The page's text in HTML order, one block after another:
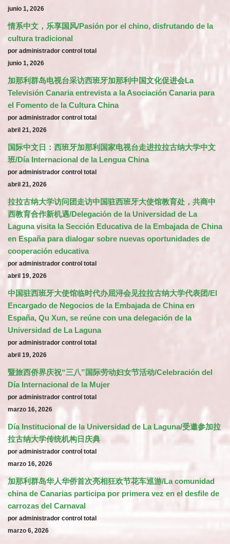
junio 1, 2026
情系中文，乐享国风/Pasión por el chino, disfrutando de la
cultura tradicional
por administrador control total
junio 1, 2026
加那利群岛电视台采访西班牙加那利中国文化促进会La
Televisión Canaria entrevista a la Asociación Canaria para
el Fomento de la Cultura China
por administrador control total
abril 21, 2026
国际中文日：西班牙加那利国家电视台走进拉拉古纳大学中文
班/Día Internacional de la Lengua China
por administrador control total
abril 21, 2026
拉拉古纳大学访问团走访中国驻西班牙大使馆教育处，共商中
西教育合作新机遇/Delegación de la Universidad de La
Laguna visita la Sección Educativa de la Embajada de China
en España para dialogar sobre nuevas oportunidades de
cooperación educativa
por administrador control total
abril 19, 2026
中国驻西班牙大使馆临时代办屈浔会见拉拉古纳大学代表团/El
Encargado de Negocios de la Embajada de China en
España, Qu Xun, se reúne con una delegación de la
Universidad de La Laguna
por administrador control total
abril 19, 2026
暨旅西侨界庆祝“三八”国际劳动妇女节活动/Celebración del
Día Internacional de la Mujer
por administrador control total
marzo 16, 2026
Día Institucional de la Universidad de La Laguna/受邀参加拉
拉古纳大学传统机构日庆典
por administrador control total
marzo 16, 2026
加那利群岛华人华侨首次亮相狂欢节花车巡游/La comunidad
china de Canarias participa por primera vez en el desfile de
carrozas del Carnaval
por administrador control total
marzo 6, 2026